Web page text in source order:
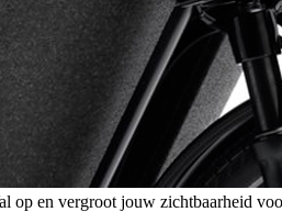
op en vergroot jouw zichtbaarheid